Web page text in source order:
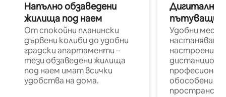
Напълно обзаведени
жилища под наем
От спокойни планински
дървени колиби до удобни
градски апартаменти –
тези обзаведени жилища
под наем имат всички
удобства на дома.
Дигитални
пътуващи
Удобни
настаняване
настроени и
обособени